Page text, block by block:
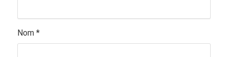
Nom *